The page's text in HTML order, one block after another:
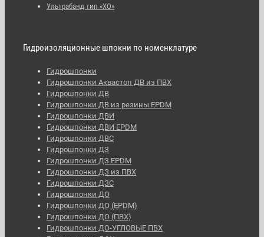
Ультрабанд тип «ХО»
Гидроизоляционные шпокни по номенклатуре
Гидрошпонки
Гидрошпонки Аквастоп ДВ из ПВХ
Гидрошпонки ДВ
Гидрошпонки ДВ из резины EPDM
Гидрошпонки ДВИ
Гидрошпонки ДВИ EPDM
Гидрошпонки ДВС
Гидрошпонки ДЗ
Гидрошпонки ДЗ EPDM
Гидрошпонки ДЗ из ПВХ
Гидрошпонки ДЗС
Гидрошпонки ДО
Гидрошпонки ДО (EPDM)
Гидрошпонки ДО (ПВХ)
Гидрошпонки ДО-УГЛОВЫЕ ПВХ